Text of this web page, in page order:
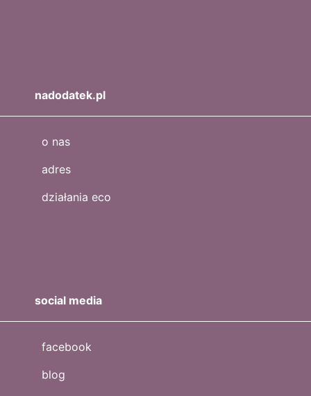
nadodatek.pl
o nas
adres
działania eco
social media
facebook
blog